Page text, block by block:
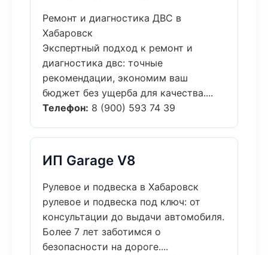
Ремонт и диагностика ДВС в
Хабаровск
Экспертный подход к ремонт и
диагностика двс: точные
рекомендации, экономим ваш
бюджет без ущерба для качества....
Телефон: 8 (900) 593 74 39
ИП Garage V8
Рулевое и подвеска в Хабаровск
рулевое и подвеска под ключ: от
консультации до выдачи автомобиля.
Более 7 лет заботимся о
безопасности на дороге....